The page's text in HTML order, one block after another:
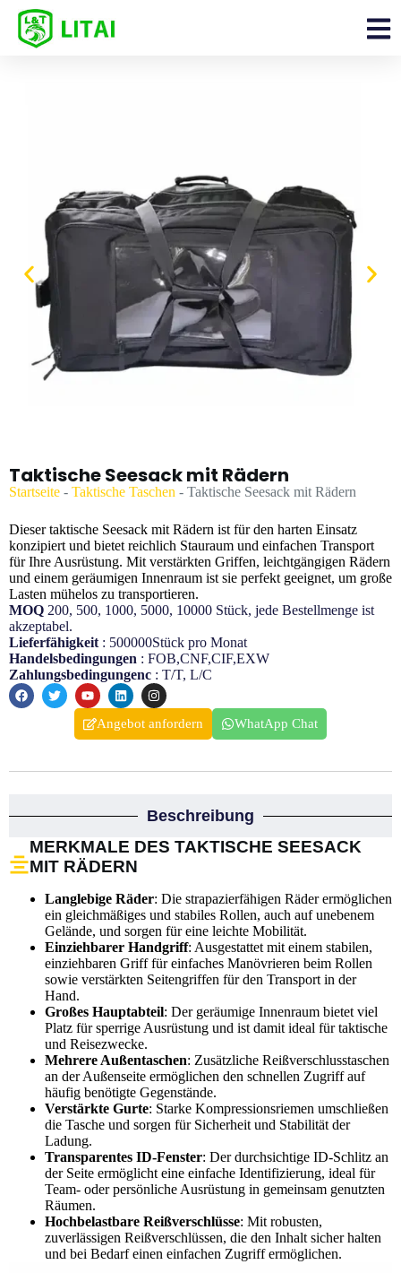
Taktische Seesack mit Rädern
Startseite - Taktische Taschen - Taktische Seesack mit Rädern
Dieser taktische Seesack mit Rädern ist für den harten Einsatz
konzipiert und bietet reichlich Stauraum und einfachen Transport
für Ihre Ausrüstung. Mit verstärkten Griffen, leichtgängigen Rädern
und einem geräumigen Innenraum ist sie perfekt geeignet, um große
Lasten mühelos zu transportieren.
MOQ 200, 500, 1000, 5000, 10000 Stück, jede Bestellmenge ist
akzeptabel.
Lieferfähigkeit : 500000Stück pro Monat
Handelsbedingungen : FOB,CNF,CIF,EXW
Zahlungsbedingungenc : T/T, L/C
Angebot anfordern WhatApp Chat
Beschreibung
MERKMALE DES TAKTISCHE SEESACK
MIT RÄDERN
Langlebige Räder: Die strapazierfähigen Räder ermöglichen
ein gleichmäßiges und stabiles Rollen, auch auf unebenem
Gelände, und sorgen für eine leichte Mobilität.
Einziehbarer Handgriff: Ausgestattet mit einem stabilen,
einziehbaren Griff für einfaches Manövrieren beim Rollen
sowie verstärkten Seitengriffen für den Transport in der
Hand.
Großes Hauptabteil: Der geräumige Innenraum bietet viel
Platz für sperrige Ausrüstung und ist damit ideal für taktische
und Reisezwecke.
Mehrere Außentaschen: Zusätzliche Reißverschlusstaschen
an der Außenseite ermöglichen den schnellen Zugriff auf
häufig benötigte Gegenstände.
Verstärkte Gurte: Starke Kompressionsriemen umschließen
die Tasche und sorgen für Sicherheit und Stabilität der
Ladung.
Transparentes ID-Fenster: Der durchsichtige ID-Schlitz an
der Seite ermöglicht eine einfache Identifizierung, ideal für
Team- oder persönliche Ausrüstung in gemeinsam genutzten
Räumen.
Hochbelastbare Reißverschlüsse: Mit robusten,
zuverlässigen Reißverschlüssen, die den Inhalt sicher halten
und bei Bedarf einen einfachen Zugriff ermöglichen.